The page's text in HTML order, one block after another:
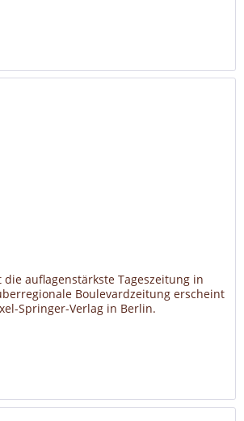
auflagenstärkste Tageszeitung in
Boulevardzeitung erscheint
Springer-Verlag in Berlin.